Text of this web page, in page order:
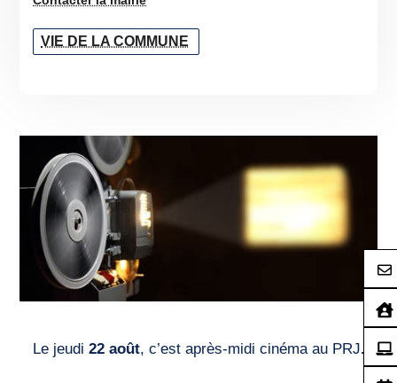
VIE DE LA COMMUNE
Le jeudi 22 août, c’est après-midi cinéma au PRJ.